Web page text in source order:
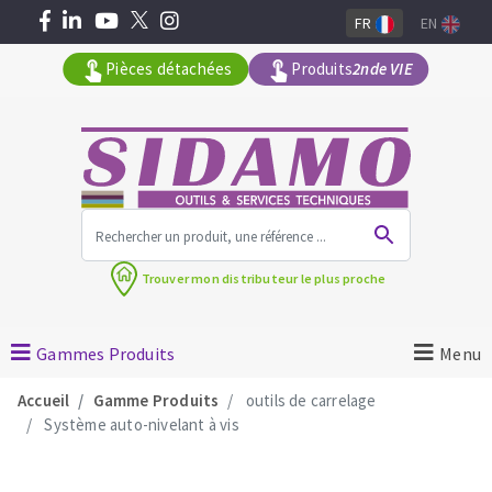
MACHINES POUR LE BATIMENT
Meuleuses angulaires
Surfaceuses à béton
Pièces détachées Produits2nde VIE
FR EN
Trouver mondistributeur le plus proche
Gammes Produits Menu
Accueil Gamme Produits
outils de carrelage
Système auto-nivelant à vis